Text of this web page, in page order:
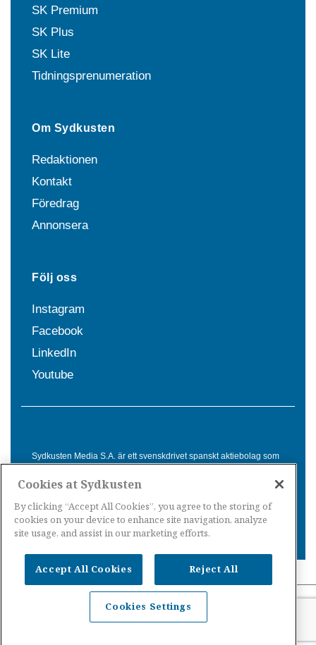
SK Premium
SK Plus
SK Lite
Tidningsprenumeration
Om Sydkusten
Redaktionen
Kontakt
Föredrag
Annonsera
Följ oss
Instagram
Facebook
LinkedIn
Youtube
Sydkusten Media S.A. är ett svenskdrivet spanskt aktiebolag som
Spanien. Genom nyhetsbevakning av hela Spanien, med bas på
informationsförmedling för svenskar i Spanien.
Nyheter Spanien· Nyheter Costa del Sol
Costa Tropical·Nyheter Costa Blanca
Cookies at Sydkusten
By clicking “Accept All Cookies”, you agree to the storing of
cookies on your device to enhance site navigation, analyze
site usage, and assist in our marketing efforts.
Accept All Cookies Reject All
Cookies Settings